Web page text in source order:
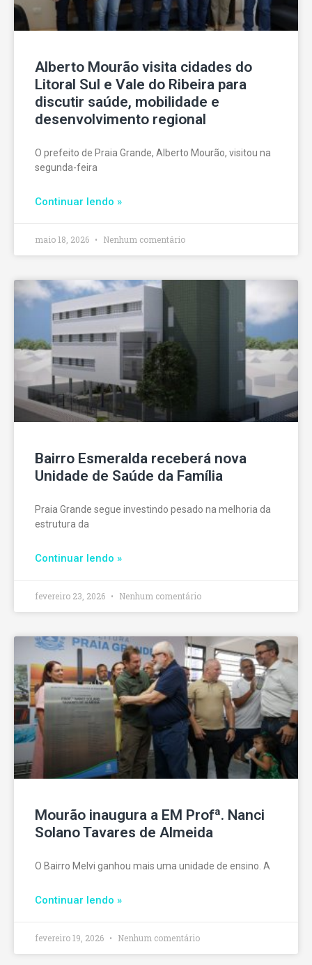
Alberto Mourão visita cidades do
Litoral Sul e Vale do Ribeira para
discutir saúde, mobilidade e
desenvolvimento regional
O prefeito de Praia Grande, Alberto Mourão, visitou na
segunda-feira
Continuar lendo »
maio 18, 2026 Nenhum comentário
Bairro Esmeralda receberá nova
Unidade de Saúde da Família
Praia Grande segue investindo pesado na melhoria da
estrutura da
Continuar lendo »
fevereiro 23, 2026 Nenhum comentário
Mourão inaugura a EM Profª. Nanci
Solano Tavares de Almeida
O Bairro Melvi ganhou mais uma unidade de ensino. A
Continuar lendo »
fevereiro 19, 2026 Nenhum comentário